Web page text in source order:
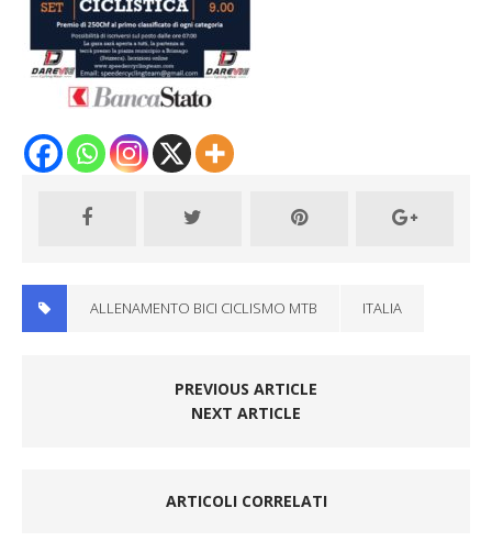
ALLENAMENTO BICI CICLISMO MTB ITALIA
PREVIOUS ARTICLE
NEXT ARTICLE
ARTICOLI CORRELATI